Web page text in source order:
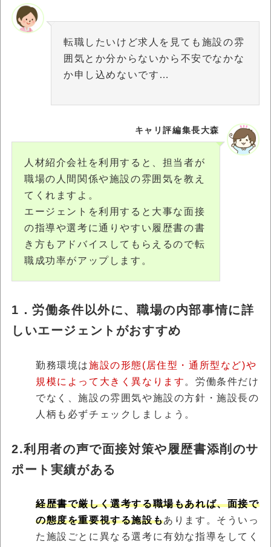
転職したいけど求人を見ても施設の雰
囲気とか分からないから不安でなかな
か申し込めないです…
人材紹介会社を利用すると、担当者が
職場の人間関係や施設の雰囲気を教え
てくれますよ。
エージェントを利用すると大事な面接
の指導や選考に通りやすい履歴書の書
き方もアドバイスしてもらえるので転
職成功率がアップします。
キャリ評編集長大森
1．労働条件以外に、職場の内部事情に詳
しいエージェントがおすすめ
勤務環境は施設の形態(居住型・通所型など)や
規模によって大きく異なります 。労働条件だけ
でなく、施設の雰囲気や施設の方針・施設長の
人柄も必ずチェックしましょう。
2.利用者の声で面接対策や履歴書添削のサ
ポート実績がある
経歴書で厳しく選考する職場もあれば、面接で
の態度を重要視する施設もあります。そういっ
た施設ごとに異なる選考に有効な指導をしてく